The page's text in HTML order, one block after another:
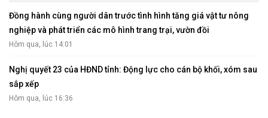
Đồng hành cùng người dân trước tình hình tăng giá vật tư nông
nghiệp và phát triển các mô hình trang trại, vườn đồi
Hôm qua, lúc 14:01
Nghị quyết 23 của HĐND tỉnh: Động lực cho cán bộ khối, xóm sau
sắp xếp
Hôm qua, lúc 16:36